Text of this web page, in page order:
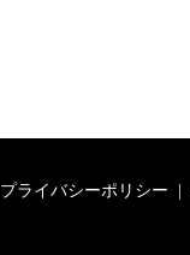
プライバシーポリシー